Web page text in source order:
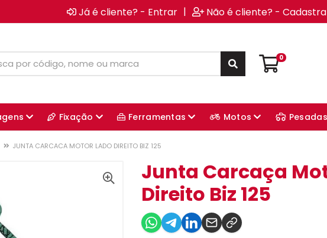
Já é cliente? - Entrar | Não é cliente? -
0
Fixação Ferramentas Motos Pesadas
JUNTA CARCACA MOTOR LADO DIREITO BIZ 125
Junta Carcaça
Direito Biz 125